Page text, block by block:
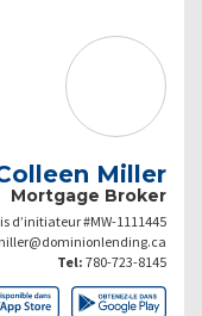
Miller
Mortgage Broker
d’initiateur #MW-1111445
Tel: 780-723-8145